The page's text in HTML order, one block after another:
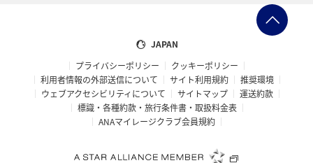
JAPAN
プライバシーポリシー
クッキーポリシー
利用者情報の外部送信について
サイト利用規約
推奨環境
ウェブアクセシビリティについて
サイトマップ
運送約款
標識・各種約款・旅行条件書・取扱料金表
ANAマイレージクラブ会員規約